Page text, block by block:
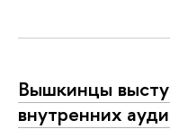
Вышкинцы
внутренних